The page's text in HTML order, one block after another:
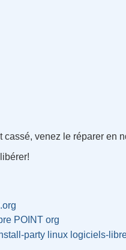
venez le réparer en
!
POINT org
party linux logiciels-